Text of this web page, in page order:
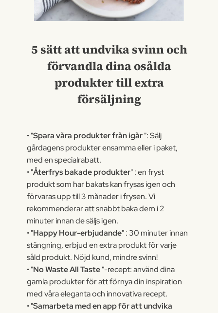
5 sätt att undvika svinn och
förvandla dina osålda
produkter till extra
försäljning
• "Spara våra produkter från igår": Sälj
gårdagens produkter ensamma eller i paket,
med en specialrabatt.
• "Återfrys bakade produkter" : en fryst
produkt som har bakats kan frysas igen och
förvaras upp till 3 månader i frysen. Vi
rekommenderar att snabbt baka dem i 2
minuter innan de säljs igen.
• "Happy Hour-erbjudande" : 30 minuter innan
stängning, erbjud en extra produkt för varje
såld produkt. Nöjd kund, mindre svinn!
• "No Waste All Taste"-recept: använd dina
gamla produkter för att förnya din inspiration
med våra eleganta och innovativa recept.
• "Samarbeta med en app för att undvika